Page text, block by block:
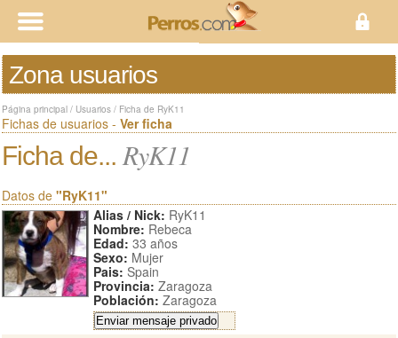
Zona usuarios
Página principal / Usuarios / Ficha de RyK11
Fichas de usuarios - Ver ficha
Ficha de... RyK11
Datos de "RyK11"
Alias / Nick: RyK11
Nombre: Rebeca
Edad: 33 años
Sexo: Mujer
Pais: Spain
Provincia: Zaragoza
Población: Zaragoza